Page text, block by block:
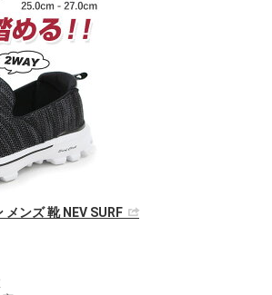
ンズ 靴 NEV SURF